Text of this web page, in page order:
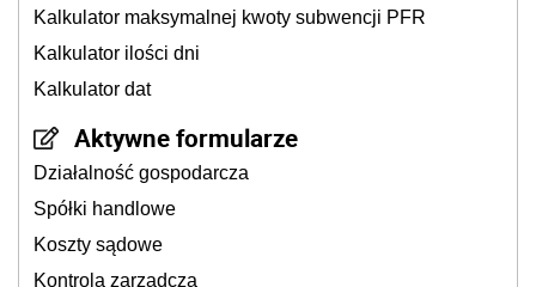
Kalkulator maksymalnej kwoty subwencji PFR
Kalkulator ilości dni
Kalkulator dat
Aktywne formularze
Działalność gospodarcza
Spółki handlowe
Koszty sądowe
Kontrola zarządcza